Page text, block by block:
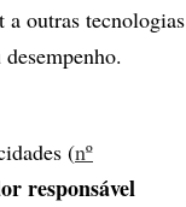
outras tecnologias
(nº
responsável